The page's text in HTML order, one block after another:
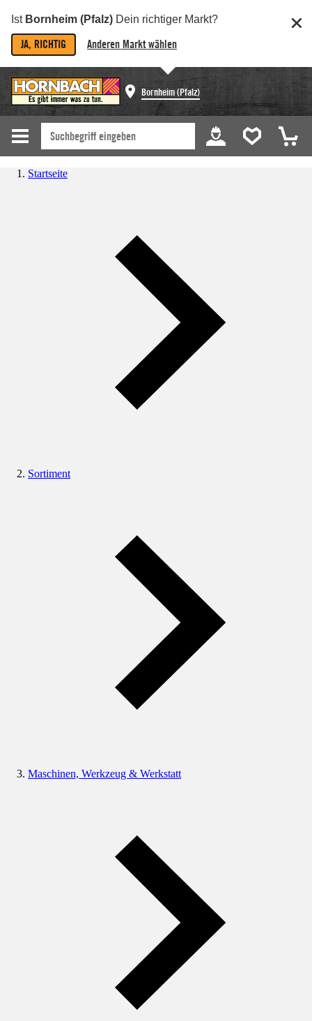
Ist Bornheim (Pfalz) Dein richtiger Markt?
JA, RICHTIG Anderen Markt wählen
Bornheim (Pfalz)
Startseite
Sortiment
Maschinen, Werkzeug & Werkstatt